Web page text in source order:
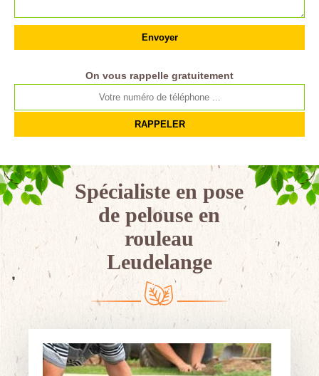
On vous rappelle gratuitement
Spécialiste en pose
de pelouse en
rouleau
Leudelange